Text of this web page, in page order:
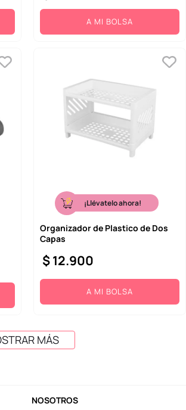
A MI BOLSA
¡Llévatelo ahora!
Organizador de Plastico de Dos
Capas
$12.900
A MI BOLSA
MÁS
NOSOTROS